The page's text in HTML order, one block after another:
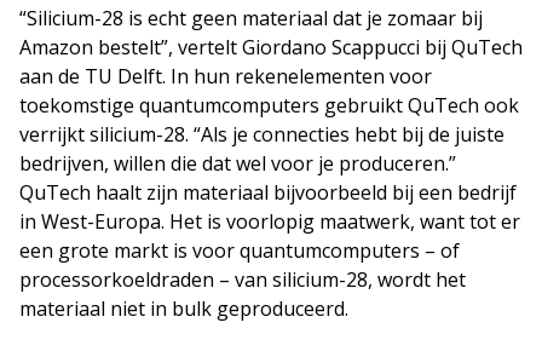
“Silicium-28 is echt geen materiaal dat je zomaar bij
Amazon bestelt”, vertelt Giordano Scappucci bij QuTech
aan de TU Delft. In hun rekenelementen voor
toekomstige quantumcomputers gebruikt QuTech ook
verrijkt silicium-28. “Als je connecties hebt bij de juiste
bedrijven, willen die dat wel voor je produceren.”
QuTech haalt zijn materiaal bijvoorbeeld bij een bedrijf
in West-Europa. Het is voorlopig maatwerk, want tot er
een grote markt is voor quantumcomputers – of
processorkoeldraden – van silicium-28, wordt het
materiaal niet in bulk geproduceerd.